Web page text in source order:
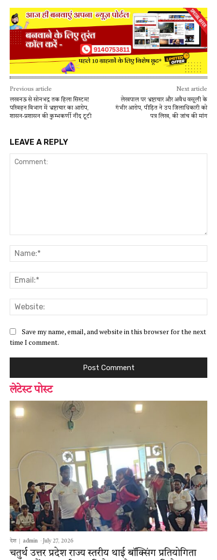
Previous article
लखनऊ से सोनभद्र तक हिला सिस्टम!
परिवहन विभाग में भ्रष्टाचार का आरोप,
शासन-प्रशासन की कुम्भकर्णी नींद टूटी
Next article
लेखपाल पर भ्रष्टाचार और अवैध वसूली के
गंभीर आरोप, पीड़ित ने उप जिलाधिकारी को
पत्र लिख, की जांच की मांग
LEAVE A REPLY
Save my name, email, and website in this browser for the next
time I comment.
लेटेस्ट पोस्ट
देश admin - July 27, 2026
चतुर्थ उत्तर प्रदेश राज्य स्तरीय थाई बॉक्सिंग प्रतियोगिता